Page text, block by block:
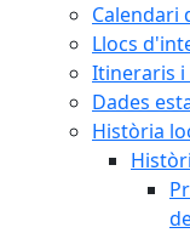
Calendari
Llocs
Itineraris i
Dades
Història